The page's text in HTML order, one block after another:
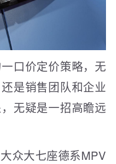
口价定价策略，无
是销售团队和企业
无疑是一招高瞻远
众大七座德系MPV